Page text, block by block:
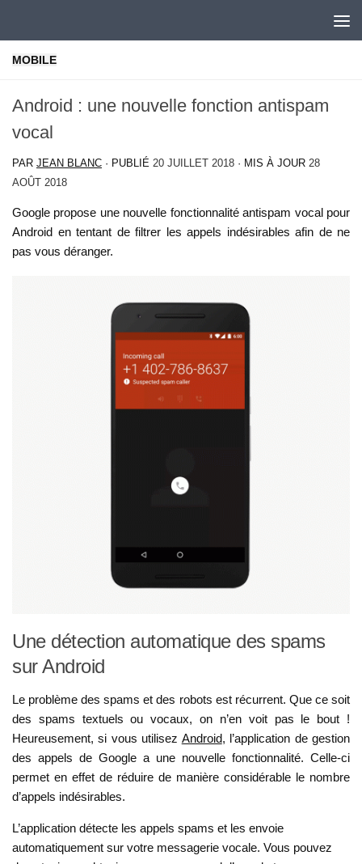
MOBILE
Android : une nouvelle fonction antispam
vocal
PAR JEAN BLANC · PUBLIÉ 20 JUILLET 2018 · MIS À JOUR 28
AOÛT 2018
Google propose une nouvelle fonctionnalité antispam vocal pour
Android en tentant de filtrer les appels indésirables afin de ne
pas vous déranger.
Une détection automatique des spams
sur Android
Le problème des spams et des robots est récurrent. Que ce soit
des spams textuels ou vocaux, on n’en voit pas le bout !
Heureusement, si vous utilisez Android, l’application de gestion
des appels de Google a une nouvelle fonctionnalité. Celle-ci
permet en effet de réduire de manière considérable le nombre
d’appels indésirables.
L’application détecte les appels spams et les envoie
automatiquement sur votre messagerie vocale. Vous pouvez